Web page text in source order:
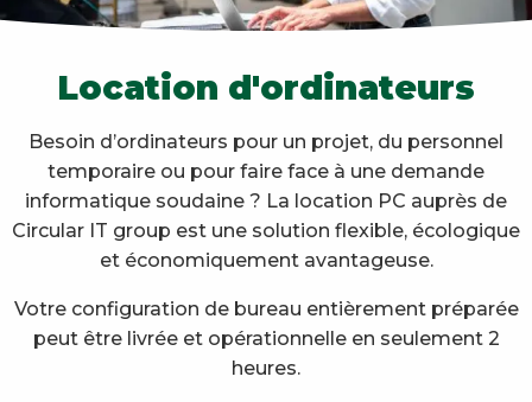
Location d'ordinateurs
Besoin d’ordinateurs pour un projet, du personnel
temporaire ou pour faire face à une demande
informatique soudaine ? La location PC auprès de
Circular IT group est une solution flexible, écologique
et économiquement avantageuse.
Votre configuration de bureau entièrement préparée
peut être livrée et opérationnelle en seulement 2
heures.